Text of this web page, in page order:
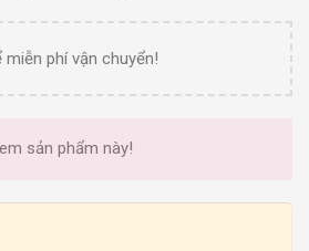
miễn phí vận chuyển!
sản phẩm này!